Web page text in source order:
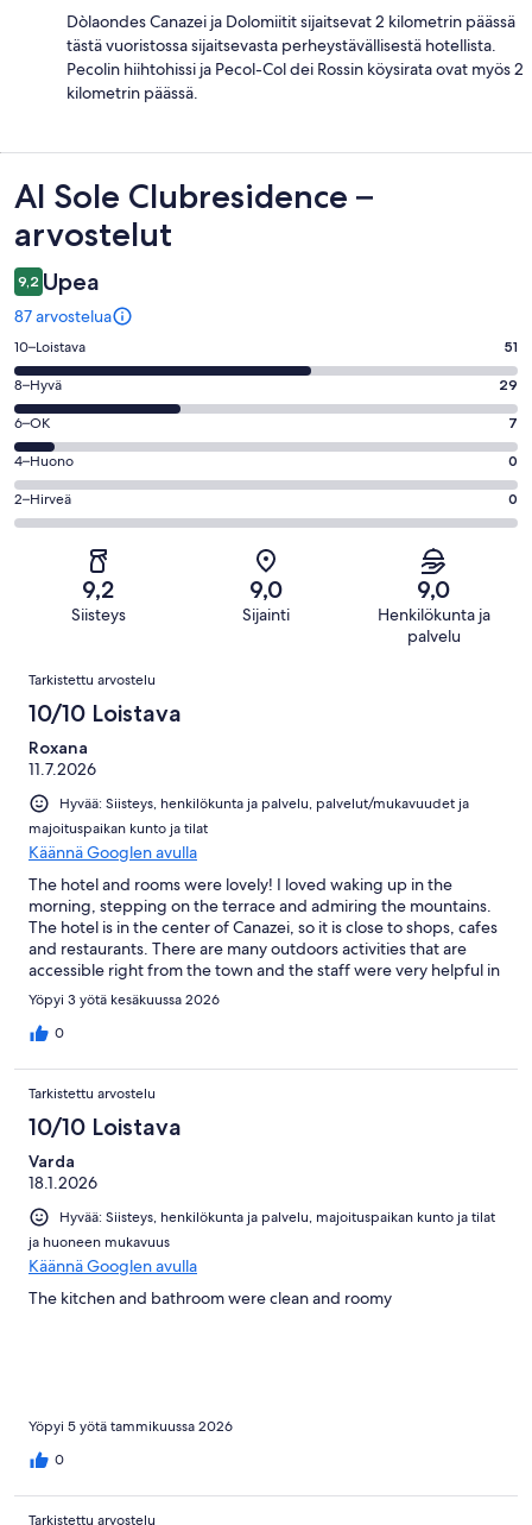
Dòlaondes Canazei ja Dolomiitit sijaitsevat 2 kilometrin päässä
tästä vuoristossa sijaitsevasta perheystävällisestä hotellista.
Pecolin hiihtohissi ja Pecol-Col dei Rossin köysirata ovat myös 2
kilometrin päässä.
Arvostelut
Al Sole Clubresidence –
arvostelut
9,2 Upea
87 arvostelua
Arvosana
10
-
Loistava.
51
kautta
87
arvostelua
10–Loistava 51
Arvosana
8
-
Hyvä.
29
kautta
arvostelua
8–Hyvä 29
Arvosana
6
-
OK.
7
arvostelua
6–OK 7
Arvosana
4
-
4–Huono 0
Arvosana
2
arvostelua
2–Hirveä 0
9,2
Siisteys
9,0
Sijainti
9,0
Henkilökunta ja
palvelu
Arvostelut
Tarkistettu arvostelu
10/10 Loistava
Roxana
11.7.2026
Hyvää: Siisteys, henkilökunta ja palvelu, palvelut/mukavuudet ja
majoituspaikan kunto ja tilat
Käännä Googlen avulla
The hotel and rooms were lovely! I loved waking up in the
morning, stepping on the terrace and admiring the mountains.
The hotel is in the center of Canazei, so it is close to shops, cafes
and restaurants. There are many outdoors activities that are
accessible right from the town and the staff were very helpful in
helping us figure things out. The kids loved the pool, the adults
enjoyed the spa and the gym. We couldn’t have asked for a
better stay.
Yöpyi 3 yötä kesäkuussa 2026
0
Tarkistettu arvostelu
10/10 Loistava
Varda
18.1.2026
Hyvää: Siisteys, henkilökunta ja palvelu, majoituspaikan kunto ja tilat
ja huoneen mukavuus
Käännä Googlen avulla
The kitchen and bathroom were clean and roomy
Yöpyi 5 yötä tammikuussa 2026
0
Tarkistettu arvostelu